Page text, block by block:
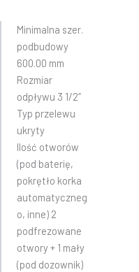
Minimalna szer.
podbudowy
600.00 mm
Rozmiar
odpływu 3 1/2”
Typ przelewu
ukryty
Ilość otworów
(pod baterię,
pokrętło korka
automatyczneg
o, inne) 2
podfrezowane
otwory + 1 mały
(pod dozownik)